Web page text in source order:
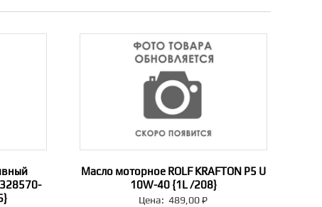
Масло моторное ROLF KRAFTON P5 U
10W-40 {1L /208}
Цена: 489,00₽